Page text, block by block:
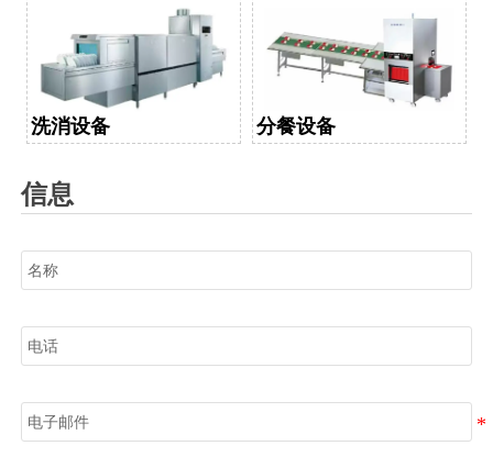
洗消设备 分餐设备
信息